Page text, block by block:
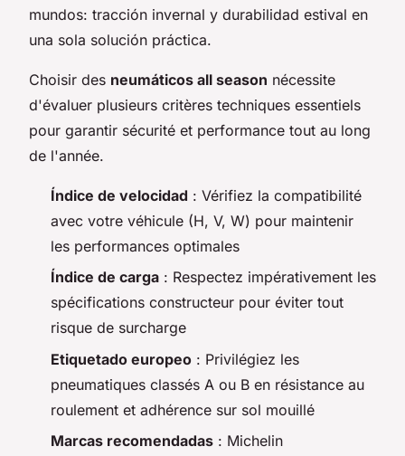
mundos: tracción invernal y durabilidad estival en
una sola solución práctica.
Choisir des neumáticos all season nécessite
d'évaluer plusieurs critères techniques essentiels
pour garantir sécurité et performance tout au long
de l'année.
Índice de velocidad : Vérifiez la compatibilité
avec votre véhicule (H, V, W) pour maintenir
les performances optimales
Índice de carga : Respectez impérativement les
spécifications constructeur pour éviter tout
risque de surcharge
Etiquetado europeo : Privilégiez les
pneumatiques classés A ou B en résistance au
roulement et adhérence sur sol mouillé
Marcas recomendadas : Michelin